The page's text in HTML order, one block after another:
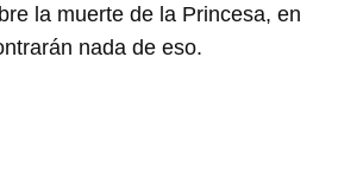
la muerte de la Princesa, en
nada de eso.